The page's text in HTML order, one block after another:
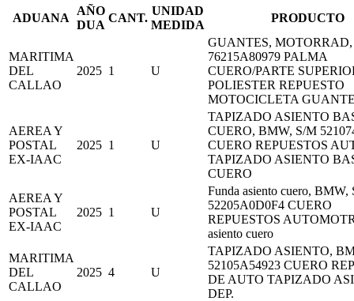
ADUANA
AÑO
DUA
CANT.
UNIDAD
MEDIDA
PRODUCTO
MARITIMA
DEL
CALLAO
2025 1 U
GUANTES, MOTORRAD,
76215A80979 PALMA
CUERO/PARTE
POLIESTER REPUESTO
MOTOCICLETA
AEREA Y
POSTAL
EX-IAAC
2025 1 U
TAPIZADO ASIENTO
CUERO, BMW, S/M
CUERO REPUESTOS
TAPIZADO ASIENTO
CUERO
AEREA Y
POSTAL
EX-IAAC
2025 1 U
Funda asiento cuero, BMW,
52205A0D0F4 CUERO
REPUESTOS
asiento cuero
MARITIMA
DEL
CALLAO
2025 4 U
TAPIZADO ASIENTO,
52105A54923 CUERO
DE AUTO TAPIZADO
DEP.